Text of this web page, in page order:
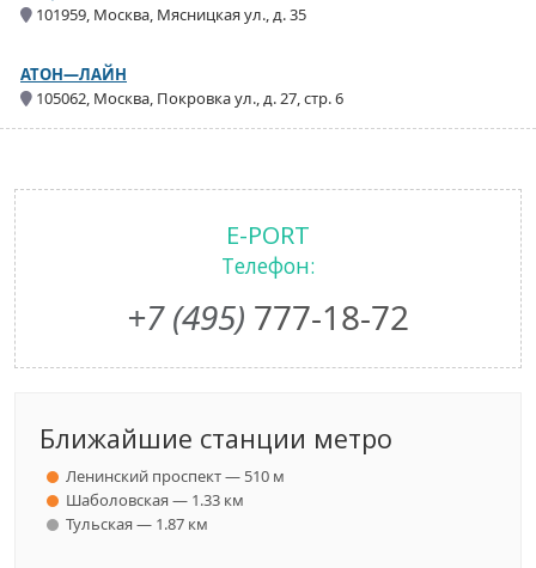
101959, Москва, Мясницкая ул., д. 35
АТОН—ЛАЙН
105062, Москва, Покровка ул., д. 27, стр. 6
E-PORT
Телефон:
+7 (495) 777-18-72
Ближайшие станции метро
Ленинский проспект — 510 м
Шаболовская — 1.33 км
Тульская — 1.87 км